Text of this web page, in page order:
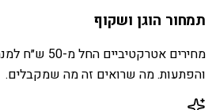
תמחור הוגן ושקוף
מחירים
והפתעות. מה שרואים זה מה שמקבלים.